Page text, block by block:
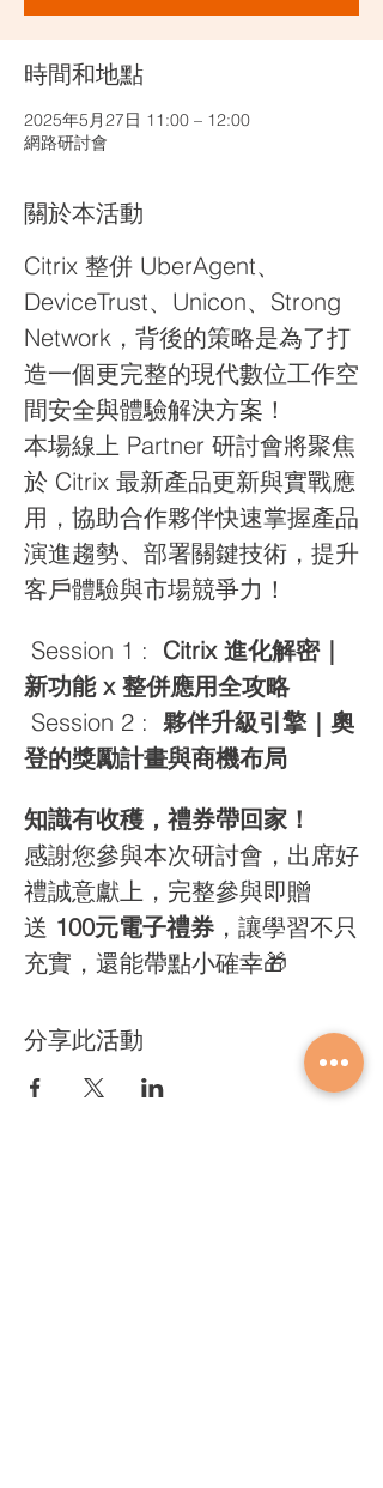
時間和地點
2025年5月27日 11:00 – 12:00
網路研討會
關於本活動
Citrix 整併 UberAgent、
DeviceTrust、Unicon、Strong
Network，背後的策略是為了打
造一個更完整的現代數位工作空
間安全與體驗解決方案！
本場線上 Partner 研討會將聚焦
於 Citrix 最新產品更新與實戰應
用，協助合作夥伴快速掌握產品
演進趨勢、部署關鍵技術，提升
客戶體驗與市場競爭力！
Session 1 : Citrix 進化解密｜
新功能 x 整併應用全攻略
Session 2 : 夥伴升級引擎｜奧
登的獎勵計畫與商機布局
知識有收穫，禮券帶回家！
感謝您參與本次研討會，出席好
禮誠意獻上，完整參與即贈
送 100元電子禮券 ，讓學習不只
充實，還能帶點小確幸🎁
分享此活動